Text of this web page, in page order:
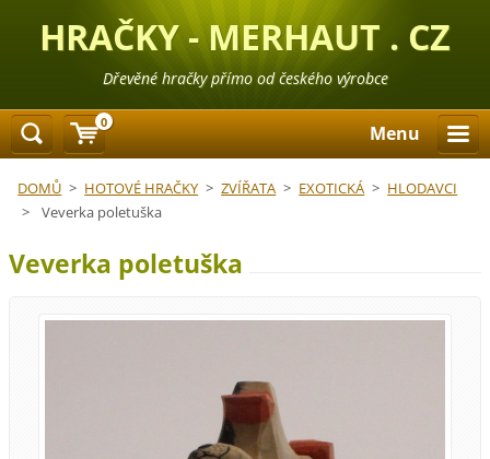
HRAČKY - MERHAUT . CZ
Dřevěné hračky přímo od českého výrobce
Menu
DOMŮ > HOTOVÉ HRAČKY > ZVÍŘATA > EXOTICKÁ > HLODAVCI
>
Veverka poletuška
Veverka poletuška
0